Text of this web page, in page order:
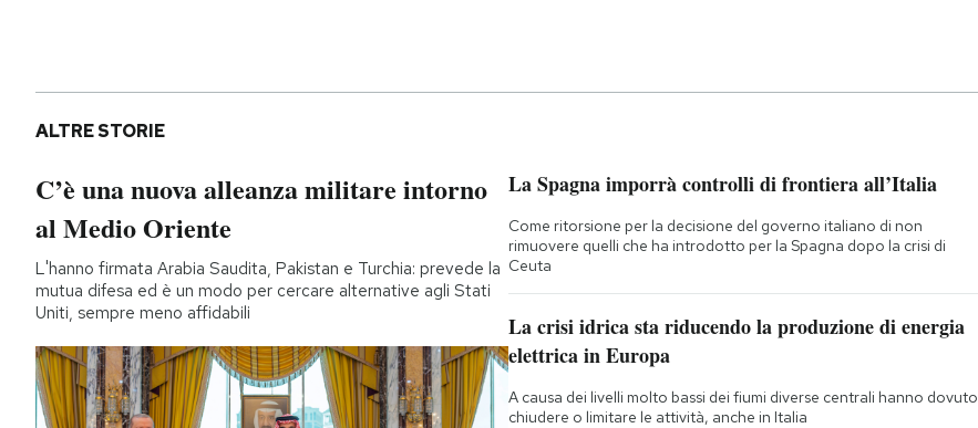
ALTRE STORIE
C’è una nuova alleanza militare intorno
al Medio Oriente
L'hanno firmata Arabia Saudita, Pakistan e Turchia: prevede la
mutua difesa ed è un modo per cercare alternative agli Stati
Uniti, sempre meno affidabili
La Spagna imporrà controlli di frontiera all’Italia
Come ritorsione per la decisione del governo italiano di non
rimuovere quelli che ha introdotto per la Spagna dopo la crisi di
Ceuta
La crisi idrica sta riducendo la produzione di energia
elettrica in Europa
A causa dei livelli molto bassi dei fiumi diverse centrali hanno dovuto
chiudere o limitare le attività, anche in Italia